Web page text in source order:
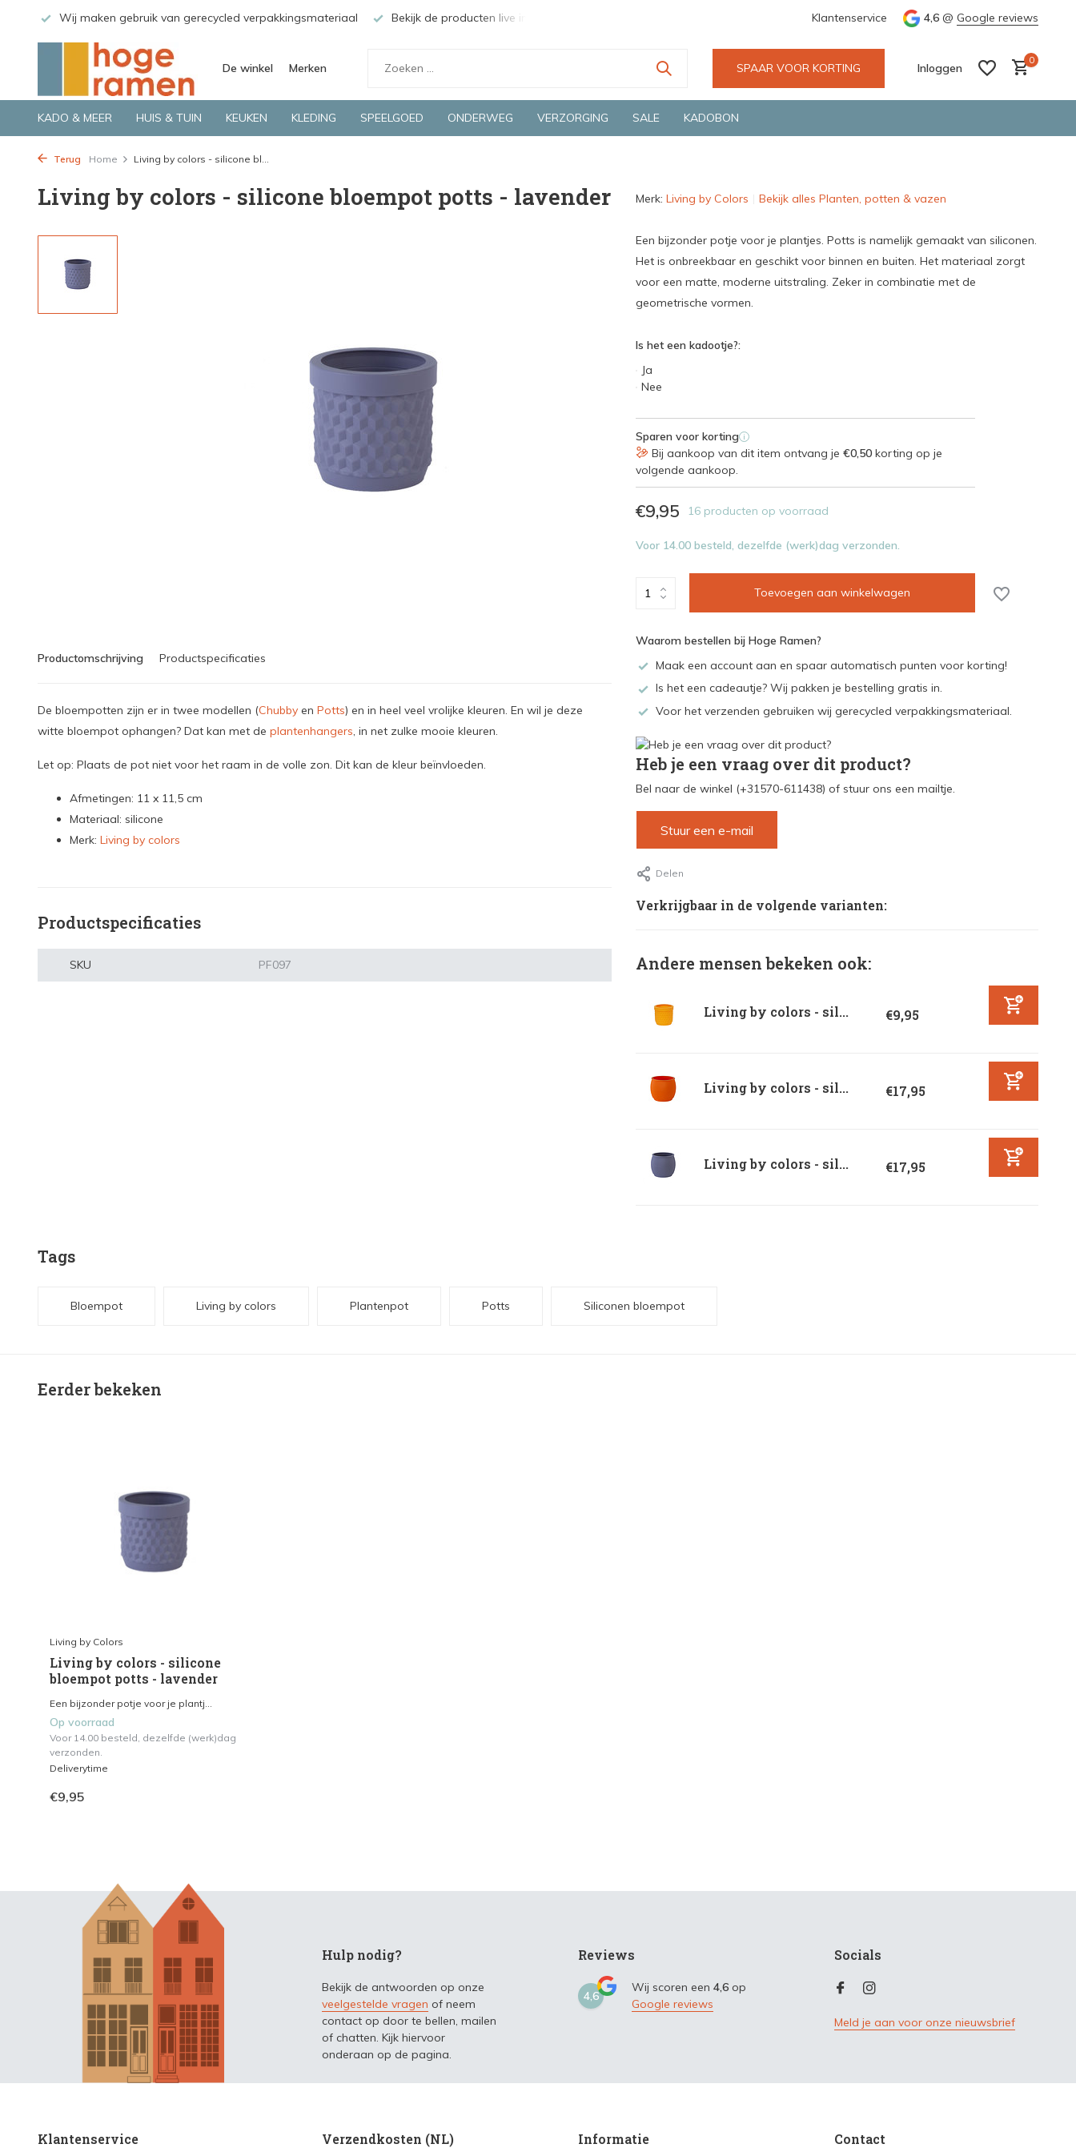
Wij maken gebruik van gerecycled verpakkingsmateriaal Bekijk de producten live in onze winkel in Deventer Groene en snelle bezorging door o.a. Fietskoerier en GLS. Wij
Klantenservice 4,6 @ Google reviews
De winkel Merken SPAAR VOOR KORTING Inloggen
0
KADO & MEER HUIS & TUIN KEUKEN KLEDING SPEELGOED ONDERWEG VERZORGING SALE KADOBON
Terug Home Living by colors - silicone bl...
Living by colors - silicone bloempot potts - lavender
Productomschrijving Productspecificaties
De bloempotten zijn er in twee modellen (Chubby en Potts) en in heel veel vrolijke kleuren. En wil je deze
witte bloempot ophangen? Dat kan met de plantenhangers, in net zulke mooie kleuren.
Let op: Plaats de pot niet voor het raam in de volle zon. Dit kan de kleur beïnvloeden.
Afmetingen: 11 x 11,5 cm
Materiaal: silicone
Merk: Living by colors
Productspecificaties
SKU PF097
Merk: Living by Colors Bekijk alles Planten, potten & vazen
Een bijzonder potje voor je plantjes. Potts is namelijk gemaakt van siliconen.
Het is onbreekbaar en geschikt voor binnen en buiten. Het materiaal zorgt
voor een matte, moderne uitstraling. Zeker in combinatie met de
geometrische vormen.
Is het een kadootje?:
Ja
Nee
Sparen voor korting i
Bij aankoop van dit item ontvang je €0,50korting op je
volgende aankoop.
€9,95 16 producten op voorraad
Voor 14.00 besteld, dezelfde (werk)dag verzonden.
Toevoegen aan winkelwagen
Waarom bestellen bij Hoge Ramen?
Maak een account aan en spaar automatisch punten voor korting!
Is het een cadeautje? Wij pakken je bestelling gratis in.
Voor het verzenden gebruiken wij gerecycled verpakkingsmateriaal.
Heb je een vraag over dit product?
Bel naar de winkel (+31570-611438) of stuur ons een mailtje.
Stuur een e-mail
Delen
Verkrijgbaar in de volgende varianten:
Andere mensen bekeken ook:
Living by colors - sil... €9,95
Living by colors - sil... €17,95
Living by colors - sil... €17,95
Tags
Bloempot Living by colors Plantenpot Potts Siliconen bloempot
Eerder bekeken
Living by Colors
Living by colors - silicone
bloempot potts - lavender
Een bijzonder potje voor je plantj...
Op voorraad
Voor 14.00 besteld, dezelfde (werk)dag
verzonden.
Deliverytime
€9,95
Hulp nodig?
Bekijk de antwoorden op onze
veelgestelde vragen of neem
contact op door te bellen, mailen
of chatten. Kijk hiervoor
onderaan op de pagina.
Reviews
4,6
Wij scoren een 4,6 op
Google reviews
Socials
Meld je aan voor onze nieuwsbrief
Klantenservice Verzendkosten (NL) Informatie Contact